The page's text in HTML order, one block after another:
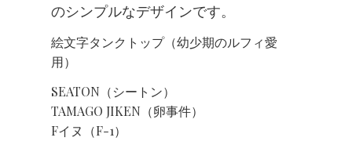
のシンプルなデザインです。
絵文字タンクトップ（幼少期のルフィ愛
用）
SEATON（シートン）
TAMAGO JIKEN（卵事件）
Fイヌ（F-1）